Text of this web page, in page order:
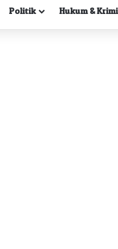
Politik Hukum &